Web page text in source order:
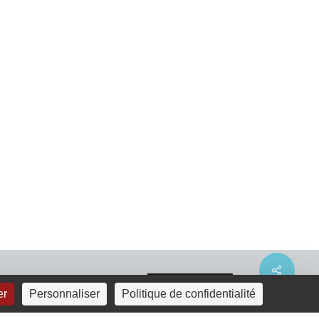
Share
Personnaliser Politique de confidentialité